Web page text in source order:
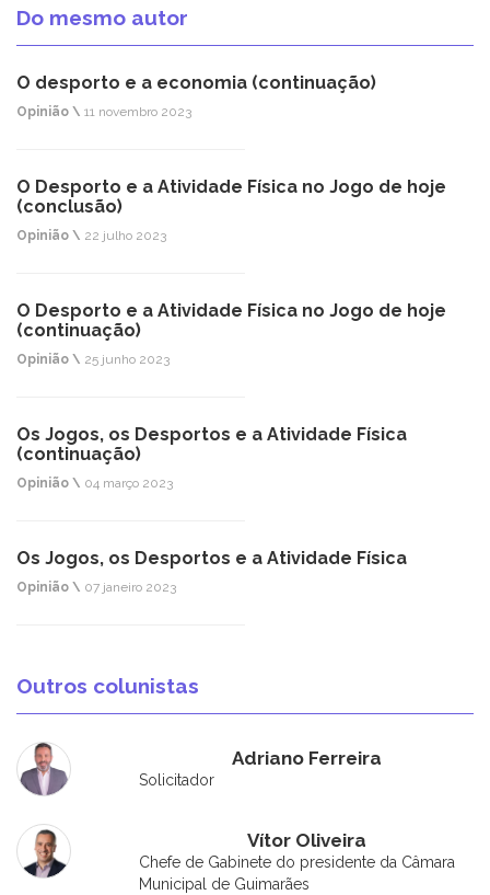
Do mesmo autor
O desporto e a economia (continuação)
Opinião \ 11 novembro 2023
O Desporto e a Atividade Física no Jogo de hoje
(conclusão)
Opinião \ 22 julho 2023
O Desporto e a Atividade Física no Jogo de hoje
(continuação)
Opinião \ 25 junho 2023
Os Jogos, os Desportos e a Atividade Física
(continuação)
Opinião \ 04 março 2023
Os Jogos, os Desportos e a Atividade Física
Opinião \ 07 janeiro 2023
Outros colunistas
Adriano Ferreira
Solicitador
Vítor Oliveira
Chefe de Gabinete do presidente da Câmara
Municipal de Guimarães